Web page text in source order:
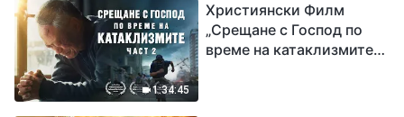
1:34:45
Християнски Филм
„Срещане с Господ по
време на катаклизмите“